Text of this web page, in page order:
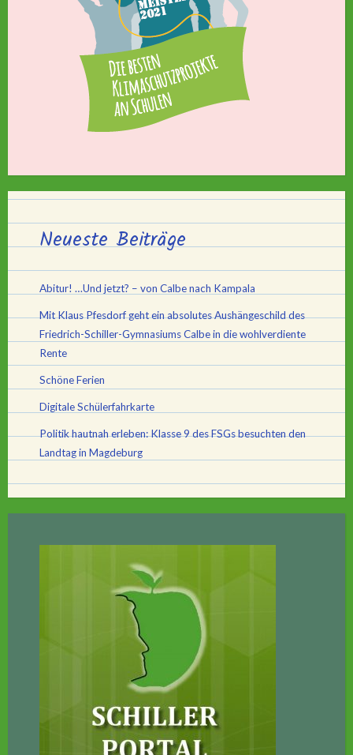
Neueste Beiträge
Abitur! …Und jetzt? – von Calbe nach Kampala
Mit Klaus Pfesdorf geht ein absolutes Aushängeschild des
Friedrich-Schiller-Gymnasiums Calbe in die wohlverdiente
Rente
Schöne Ferien
Digitale Schülerfahrkarte
Politik hautnah erleben: Klasse 9 des FSGs besuchten den
Landtag in Magdeburg